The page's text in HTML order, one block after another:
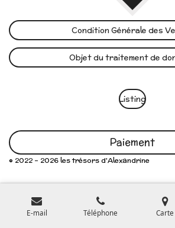
Condition Générale des
Objet du traitement de
Listing
Paiement
© 2022 - 2026 les trésors d'Alexandrine
E-mail Téléphone Carte